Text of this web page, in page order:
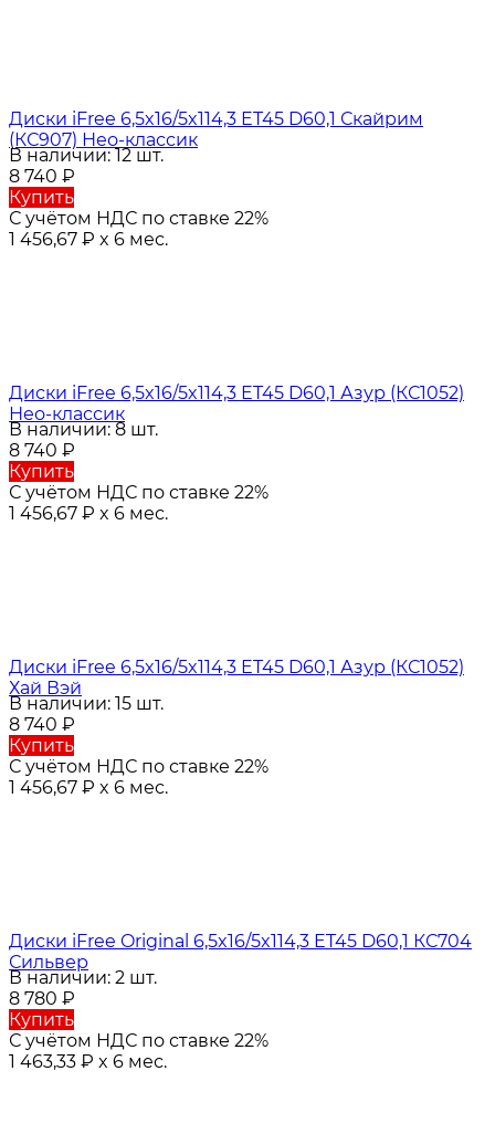
Диски iFree 6,5x16/5x114,3 ET45 D60,1 Скайрим
(КС907) Нео-классик
В наличии: 12 шт.
8 740 ₽
Купить
С учётом НДС по ставке 22%
1 456,67 ₽ x 6 мес.
Диски iFree 6,5x16/5x114,3 ET45 D60,1 Азур (КС1052)
Нео-классик
В наличии: 8 шт.
8 740 ₽
Купить
С учётом НДС по ставке 22%
1 456,67 ₽ x 6 мес.
Диски iFree 6,5x16/5x114,3 ET45 D60,1 Азур (КС1052)
Хай Вэй
В наличии: 15 шт.
8 740 ₽
Купить
С учётом НДС по ставке 22%
1 456,67 ₽ x 6 мес.
Диски iFree Original 6,5x16/5x114,3 ET45 D60,1 КС704
Сильвер
В наличии: 2 шт.
8 780 ₽
Купить
С учётом НДС по ставке 22%
1 463,33 ₽ x 6 мес.